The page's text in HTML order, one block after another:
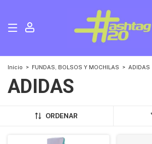
Inicio > FUNDAS, BOLSOS Y MOCHILAS > ADIDAS
ADIDAS
ORDENAR